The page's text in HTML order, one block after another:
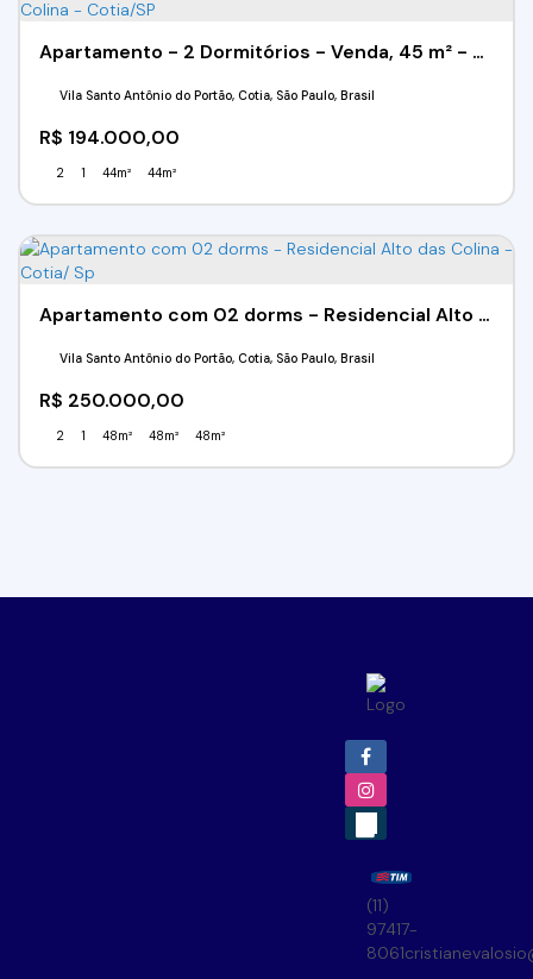
Apartamento - 2 Dormitórios - Venda, 45 m² - Altos da Colina - Cotia/SP
R$ 194.000,00
Vila Santo Antônio do Portão, Cotia, São Paulo, Brasil
2 1 44m² 44m²
Apartamento com 02 dorms - Residencial Alto das Colina - Cotia/ Sp
R$ 250.000,00
Vila Santo Antônio do Portão, Cotia, São Paulo, Brasil
2 1 48m² 48m² 48m²
(11)
97417-
8061